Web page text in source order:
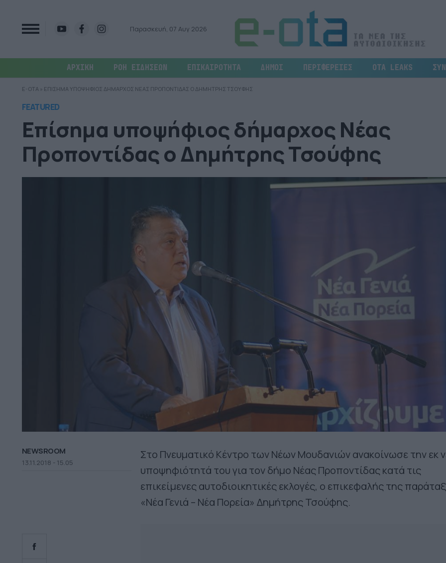
Παρασκευή, 07 Αυγ 2026
ΑΡΧΙΚΗ ΡΟΗ ΕΙΔΗΣΕΩΝ ΕΠΙΚΑΙΡΟΤΗΤΑ ΔΗΜΟΙ ΠΕΡΙΦΕΡΕΙΕΣ OTA LEAKS
E-OTA » ΕΠΙΣΗΜΑ ΥΠΟΨΗΦΙΟΣ ΔΗΜΑΡΧΟΣ ΝΕΑΣ ΠΡΟΠΟΝΤΙΔΑΣ Ο ΔΗΜΗΤΡΗΣ ΤΣΟΥΦΗΣ
FEATURED
Επίσημα υποψήφιος δήμαρχος Νέας
Προποντίδας ο Δημήτρης Τσούφης
NEWSROOM
13.11.2018 - 15.05
Στο Πνευματικό Κέντρο των Νέων Μουδανιών ανακοίνωσε την εκ
υποψηφιότητά του για τον δήμο Νέας Προποντίδας κατά τις
επικείμενες αυτοδιοικητικές εκλογές, ο επικεφαλής της
«Νέα Γενιά – Νέα Πορεία» Δημήτρης Τσούφης.